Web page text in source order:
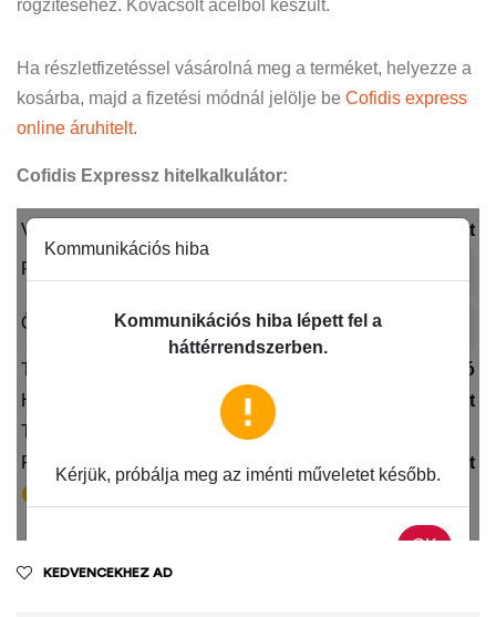
rögzítéséhez. Kovácsolt acélból készült.
Ha részletfizetéssel vásárolná meg a terméket, helyezze a
kosárba, majd a fizetési módnál jelölje be Cofidis express
online áruhitelt.
Cofidis Expressz hitelkalkulátor:
KEDVENCEKHEZ AD